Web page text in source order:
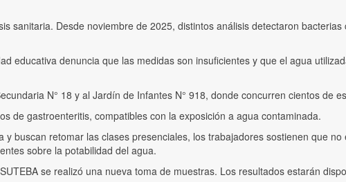
sanitaria. Desde noviembre de 2025, distintos análisis detectaron bacterias
educativa denuncia que las medidas son insuficientes y que el agua
N° 18 y al Jardín de Infantes N° 918, donde concurren cientos de
de gastroenteritis, compatibles con la exposición a agua contaminada.
buscan retomar las clases presenciales, los trabajadores sostienen que
sobre la potabilidad del agua.
se realizó una nueva toma de muestras. Los resultados estarán